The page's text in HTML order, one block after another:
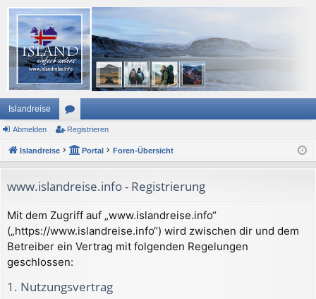
Islandreise
or
en
Abmelden Registrieren
Islandreise Portal Foren-Übersicht
www.islandreise.info - Registrierung
Mit dem Zugriff auf „www.islandreise.info“
(„https://www.islandreise.info“) wird zwischen dir und dem
Betreiber ein Vertrag mit folgenden Regelungen
geschlossen:
1. Nutzungsvertrag